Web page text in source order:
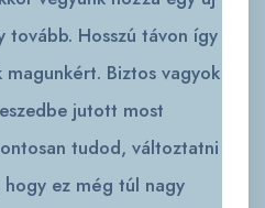
tovább. Hosszú távon így
Biztos vagyok
jutott most
tudod, változtatni
ez még túl nagy